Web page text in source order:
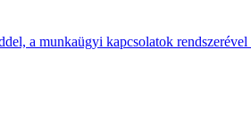
a munkaügyi kapcsolatok